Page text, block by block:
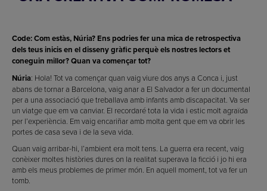
Code: Com estàs, Núria? Ens podries fer una mica de retrospectiva
dels teus inicis en el disseny gràfic perquè els nostres lectors et
coneguin millor? Quan va començar tot?
Núria: Hola! Tot va començar quan vaig viure dos anys a Conca i, just
abans de tornar a Barcelona, vaig anar a El Salvador a fer un documental
per a una associació que treballava amb infants amb discapacitat. Va ser
un viatge que em va canviar. El recordaré tota la vida i estic molt agraïda
per l’experiència. Em vaig encariñar amb molta gent que em va obrir les
portes de casa seva i de la seva vida.
Quan vaig arribar-hi, l’ambient era molt tens. La guerra era recent, vaig
conèixer moltes històries dures on la realitat superava la ficció i jo hi era
amb els meus problemes de primer món. En aquell moment, tot va fer un
tomb.